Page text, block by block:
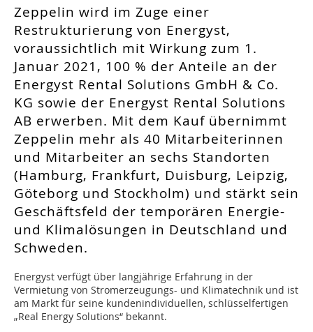
Zeppelin wird im Zuge einer
Restrukturierung von Energyst,
voraussichtlich mit Wirkung zum 1.
Januar 2021, 100 % der Anteile an der
Energyst Rental Solutions GmbH & Co.
KG sowie der Energyst Rental Solutions
AB erwerben. Mit dem Kauf übernimmt
Zeppelin mehr als 40 Mitarbeiterinnen
und Mitarbeiter an sechs Standorten
(Hamburg, Frankfurt, Duisburg, Leipzig,
Göteborg und Stockholm) und stärkt sein
Geschäftsfeld der temporären Energie-
und Klimalösungen in Deutschland und
Schweden.
Energyst verfügt über langjährige Erfahrung in der
Vermietung von Stromerzeugungs- und Klimatechnik und ist
am Markt für seine kundenindividuellen, schlüsselfertigen
„Real Energy Solutions“ bekannt.